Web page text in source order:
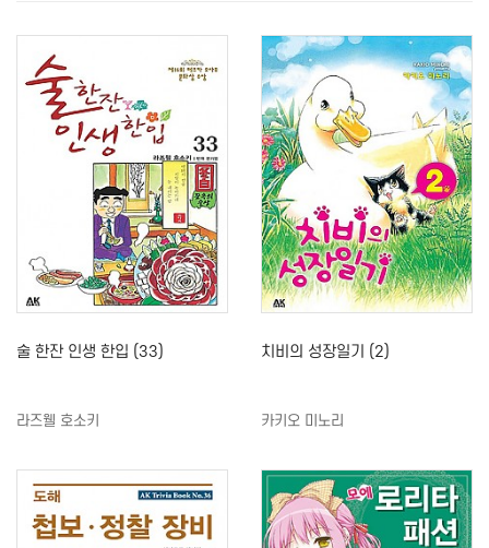
술 한잔 인생 한입 (33)
라즈웰 호소키
치비의 성장일기 (2)
카키오 미노리